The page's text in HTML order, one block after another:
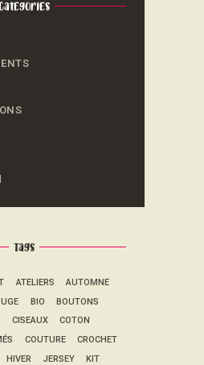
Tags
ATELIERS
AUTOMNE
BIO
BOUTONS
CISEAUX
COTON
COUTURE
CROCHET
HIVER JERSEY
KIT